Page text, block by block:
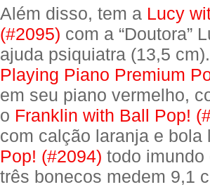
Além disso, tem a Lucy
(#2095) com a “Doutora”
ajuda psiquiatra (13,5
Playing Piano Premium
em seu piano vermelho,
o Franklin with Ball Pop!
com calção laranja e
Pop! (#2094) todo
três bonecos medem 9,1